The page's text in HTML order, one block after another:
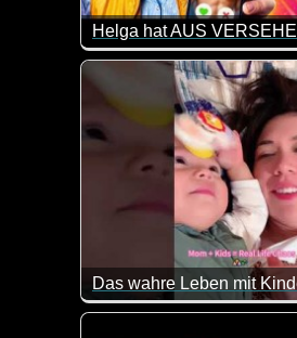
Helga wollte eigentlich
Während Bernd sie
Ob das mit Helgas
Das wahre Leben mit